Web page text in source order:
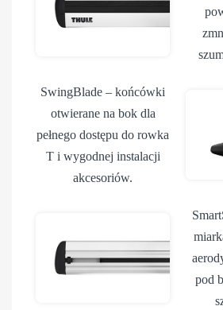
SwingBlade – końcówki
otwierane na bok dla
pełnego dostępu do rowka
T i wygodnej instalacji
akcesoriów.
pod